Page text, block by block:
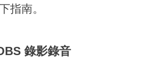
指南。
錄影錄音